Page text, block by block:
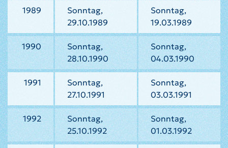
1989
Sonntag,
29.10.1989
Sonntag,
19.03.1989
1990
Sonntag,
28.10.1990
Sonntag,
04.03.1990
1991
Sonntag,
27.10.1991
Sonntag,
03.03.1991
1992
Sonntag,
25.10.1992
Sonntag,
01.03.1992